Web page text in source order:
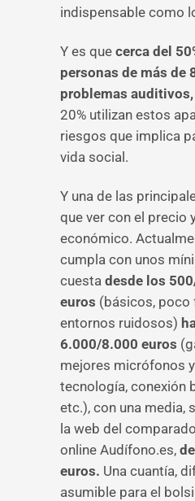
indispensable como
Y es que cerca del
personas de más de
problemas auditivos,
20% utilizan estos
riesgos que implica
vida social.
Y una de las
que ver con el precio
económico.
cumpla con unos
cuesta desde los
euros (básicos, poco
entornos ruidosos)
6.000/8.000 euros
mejores micrófonos y
tecnología, conexión
etc.), con una media,
la web del
online Audífono.es,
euros. Una cuantía,
asumible para el